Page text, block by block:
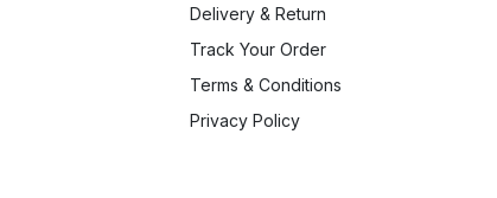
Delivery & Return
Track Your Order
Terms & Conditions
Privacy Policy